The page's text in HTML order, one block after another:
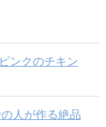
ンクのチキン
人が作る絶品